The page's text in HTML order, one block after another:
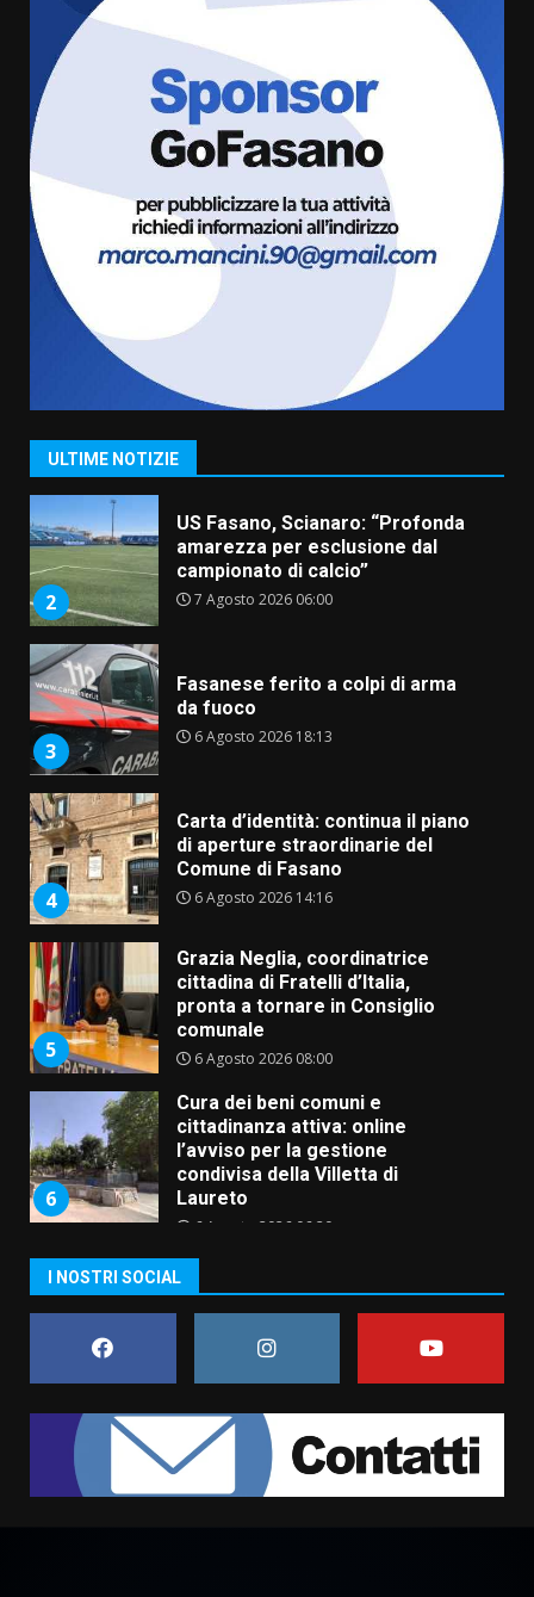
ULTIME NOTIZIE
6 Agosto 2026 08:00
Cura dei beni comuni e
cittadinanza attiva: online
l’avviso per la gestione
condivisa della Villetta di
Laureto
La magia del Minareto e la prima
assoluta de “L’Albergo
Belvedere. Il rapimento”
6 Agosto 2026 06:15
1
“I Contestatori: Musica di
Rivoluzione”: nuovo
appuntamento con “Fasano in
2
US Fasano, Scianaro: “Profonda
amarezza per esclusione dal
campionato di calcio”
7 Agosto 2026 06:00
3
Fasanese ferito a colpi di arma
da fuoco
6 Agosto 2026 18:13
4
Carta d’identità: continua il piano
di aperture straordinarie del
Comune di Fasano
6 Agosto 2026 14:16
5
Grazia Neglia, coordinatrice
cittadina di Fratelli d’Italia,
pronta a tornare in Consiglio
comunale
6 Agosto 2026 08:00
6
Cura dei beni comuni e
cittadinanza attiva: online
l’avviso per la gestione
condivisa della Villetta di
Laureto
6 Agosto 2026 06:20
assoluta de “L’Albergo
Belvedere. Il rapimento”
6 Agosto 2026 06:15
1
Rivoluzione”: nuovo
appuntamento con “Fasano in
Banda”
I NOSTRI SOCIAL